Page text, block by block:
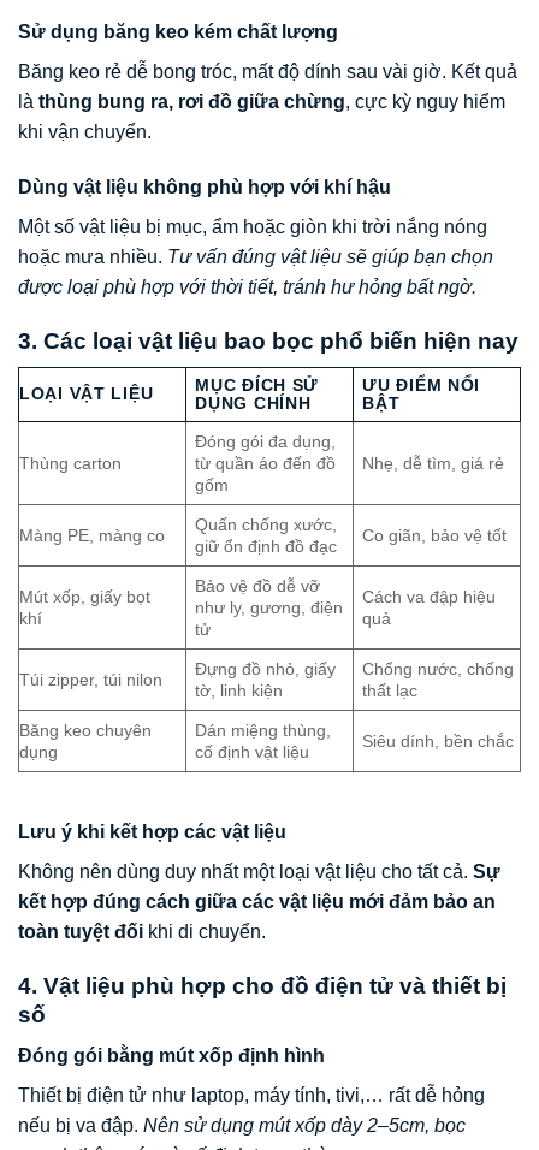
Sử dụng băng keo kém chất lượng
Băng keo rẻ dễ bong tróc, mất độ dính sau vài giờ. Kết quả
là thùng bung ra, rơi đồ giữa chừng, cực kỳ nguy hiểm
khi vận chuyển.
Dùng vật liệu không phù hợp với khí hậu
Một số vật liệu bị mục, ẩm hoặc giòn khi trời nắng nóng
hoặc mưa nhiều. Tư vấn đúng vật liệu sẽ giúp bạn chọn
được loại phù hợp với thời tiết, tránh hư hỏng bất ngờ.
3. Các loại vật liệu bao bọc phổ biến hiện nay
LOẠI VẬT LIỆU
MỤC ĐÍCH SỬ
DỤNG CHÍNH
ƯU ĐIỂM NỔI
BẬT
Thùng carton
Đóng gói đa dụng,
từ quần áo đến đồ
gốm
Nhẹ, dễ tìm, giá rẻ
Màng PE, màng co
Quấn chống xước,
giữ ổn định đồ đạc
Co giãn, bảo vệ tốt
Mút xốp, giấy bọt
khí
Bảo vệ đồ dễ vỡ
như ly, gương, điện
tử
Cách va đập hiệu
quả
Túi zipper, túi nilon
Đựng đồ nhỏ, giấy
tờ, linh kiện
Chống nước, chống
thất lạc
Băng keo chuyên
dụng
Dán miệng thùng,
cố định vật liệu
Siêu dính, bền chắc
Lưu ý khi kết hợp các vật liệu
Không nên dùng duy nhất một loại vật liệu cho tất cả. Sự
kết hợp đúng cách giữa các vật liệu mới đảm bảo an
toàn tuyệt đối khi di chuyển.
4. Vật liệu phù hợp cho đồ điện tử và thiết bị
số
Đóng gói bằng mút xốp định hình
Thiết bị điện tử như laptop, máy tính, tivi,… rất dễ hỏng
nếu bị va đập. Nên sử dụng mút xốp dày 2–5cm, bọc